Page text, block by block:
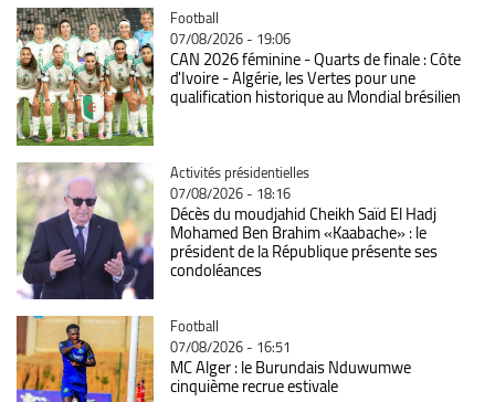
Catégorie
Football
07/08/2026 - 19:06
CAN 2026 féminine - Quarts de finale : Côte
d'Ivoire - Algérie, les Vertes pour une
qualification historique au Mondial brésilien
Catégorie
Activités présidentielles
07/08/2026 - 18:16
Décès du moudjahid Cheikh Saïd El Hadj
Mohamed Ben Brahim «Kaabache» : le
président de la République présente ses
condoléances
Catégorie
Football
07/08/2026 - 16:51
MC Alger : le Burundais Nduwumwe
cinquième recrue estivale